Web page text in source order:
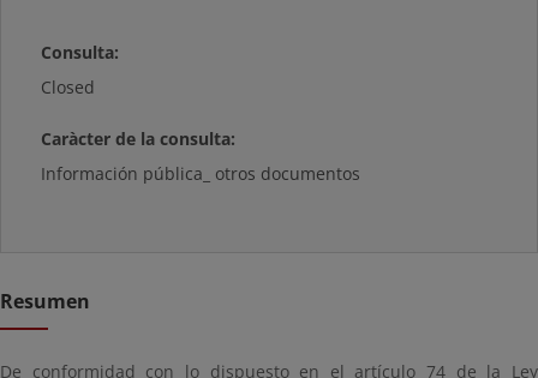
Consulta:
Closed
Caràcter de la consulta:
Información pública_ otros documentos
Resumen
De conformidad con lo dispuesto en el artículo 74 de la Ley